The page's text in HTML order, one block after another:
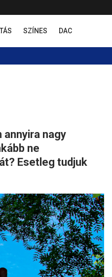
SZÍNES DAC
annyira nagy
ne
Esetleg tudjuk